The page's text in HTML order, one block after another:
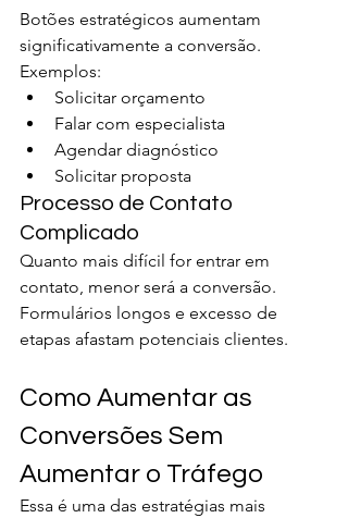
Botões estratégicos aumentam
significativamente a conversão.
Exemplos:
Solicitar orçamento
Falar com especialista
Agendar diagnóstico
Solicitar proposta
Processo de Contato
Complicado
Quanto mais difícil for entrar em
contato, menor será a conversão.
Formulários longos e excesso de
etapas afastam potenciais clientes.
Como Aumentar as
Conversões Sem
Aumentar o Tráfego
Essa é uma das estratégias mais